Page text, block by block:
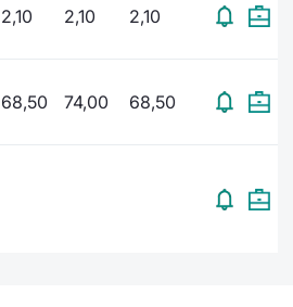
2,10 2,10 2,10
68,50 74,00 68,50